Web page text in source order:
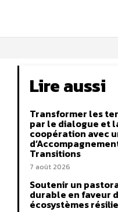
Lire aussi
Transformer les
par le dialogue et
coopération avec
Transitions
7 août 2026
Soutenir un
durable en faveur
écosystèmes